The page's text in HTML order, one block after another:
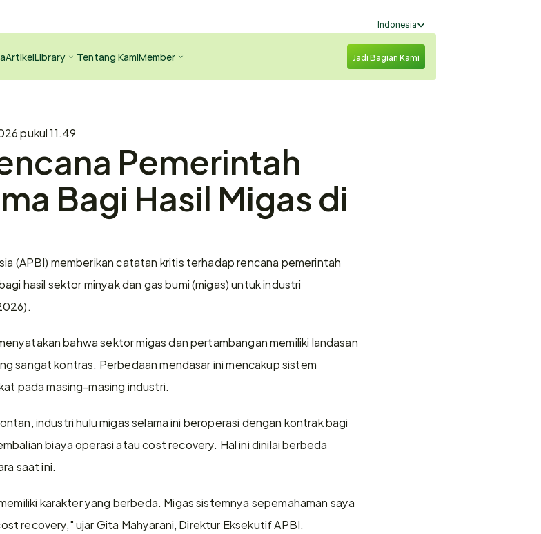
Select Language
Indonesia
ArtikelLibrary Tentang KamiMember Jadi Bagian Kami
pukul 11.49 Pemerintah
Bagi Hasil Migas di
(APBI) memberikan catatan kritis terhadap rencana pemerintah
hasil sektor minyak dan gas bumi (migas) untuk industri
bahwa sektor migas dan pertambangan memiliki landasan
sangat kontras. Perbedaan mendasar ini mencakup sistem
pada masing-masing industri.
industri hulu migas selama ini beroperasi dengan kontrak bagi
biaya operasi atau cost recovery. Hal ini dinilai berbeda
saat ini.
karakter yang berbeda. Migas sistemnya sepemahaman saya
recovery," ujar Gita Mahyarani, Direktur Eksekutif APBI.